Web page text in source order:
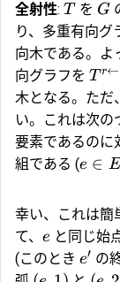
全射性: T を G
り、多重有向グ
向木である。よ
向グラフを T r←
木となる。ただ、
い。これは次の
要素であるのに
組である (e ∈ E
幸い、これは簡
て、 e と同じ始
(このとき e′ の